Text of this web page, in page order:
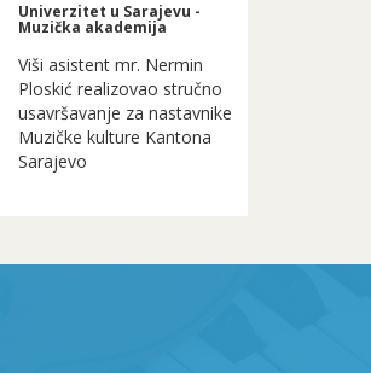
Univerzitet u Sarajevu -
Muzička akademija
Viši asistent mr. Nermin
Ploskić realizovao stručno
usavršavanje za nastavnike
Muzičke kulture Kantona
Sarajevo